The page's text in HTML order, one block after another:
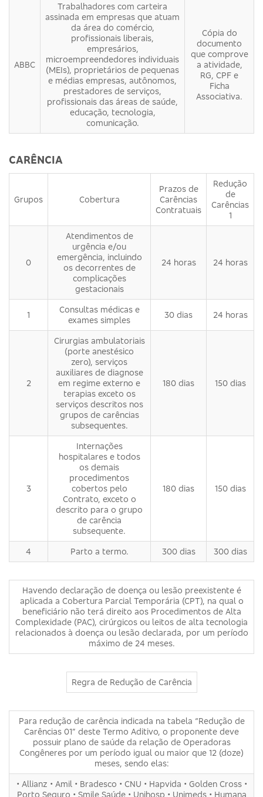
ABBC
Trabalhadores com carteira
assinada em empresas que atuam
da área do comércio,
profissionais liberais,
empresários,
microempreendedores individuais
(MEIs), proprietários de pequenas
e médias empresas, autônomos,
prestadores de serviços,
profissionais das áreas de saúde,
educação, tecnologia,
comunicação.
Cópia do
documento
que comprove
a atividade,
RG, CPF e
Ficha
Associativa.
CARÊNCIA
Grupos Cobertura
Prazos de
Carências
Contratuais
Redução
de
Carências
1
0
Atendimentos de
urgência e/ou
emergência, incluindo
os decorrentes de
complicações
gestacionais
24 horas 24 horas
1
Consultas médicas e
exames simples
30 dias 24 horas
2
Cirurgias ambulatoriais
(porte anestésico
zero), serviços
auxiliares de diagnose
em regime externo e
terapias exceto os
serviços descritos nos
grupos de carências
subsequentes.
180 dias 150 dias
3
Internações
hospitalares e todos
os demais
procedimentos
cobertos pelo
Contrato, exceto o
descrito para o grupo
de carência
subsequente.
180 dias 150 dias
4 Parto a termo. 300 dias 300 dias
Havendo declaração de doença ou lesão preexistente é
aplicada a Cobertura Parcial Temporária (CPT), na qual o
beneficiário não terá direito aos Procedimentos de Alta
Complexidade (PAC), cirúrgicos ou leitos de alta tecnologia
relacionados à doença ou lesão declarada, por um período
máximo de 24 meses.
Regra de Redução de Carência
Para redução de carência indicada na tabela “Redução de
Carências 01” deste Termo Aditivo, o proponente deve
possuir plano de saúde da relação de Operadoras
Congêneres por um período igual ou maior que 12 (doze)
meses, sendo elas:
• Allianz • Amil • Bradesco • CNU • Hapvida • Golden Cross •
Porto Seguro • Smile Saúde • Unihosp • Unimeds • Humana